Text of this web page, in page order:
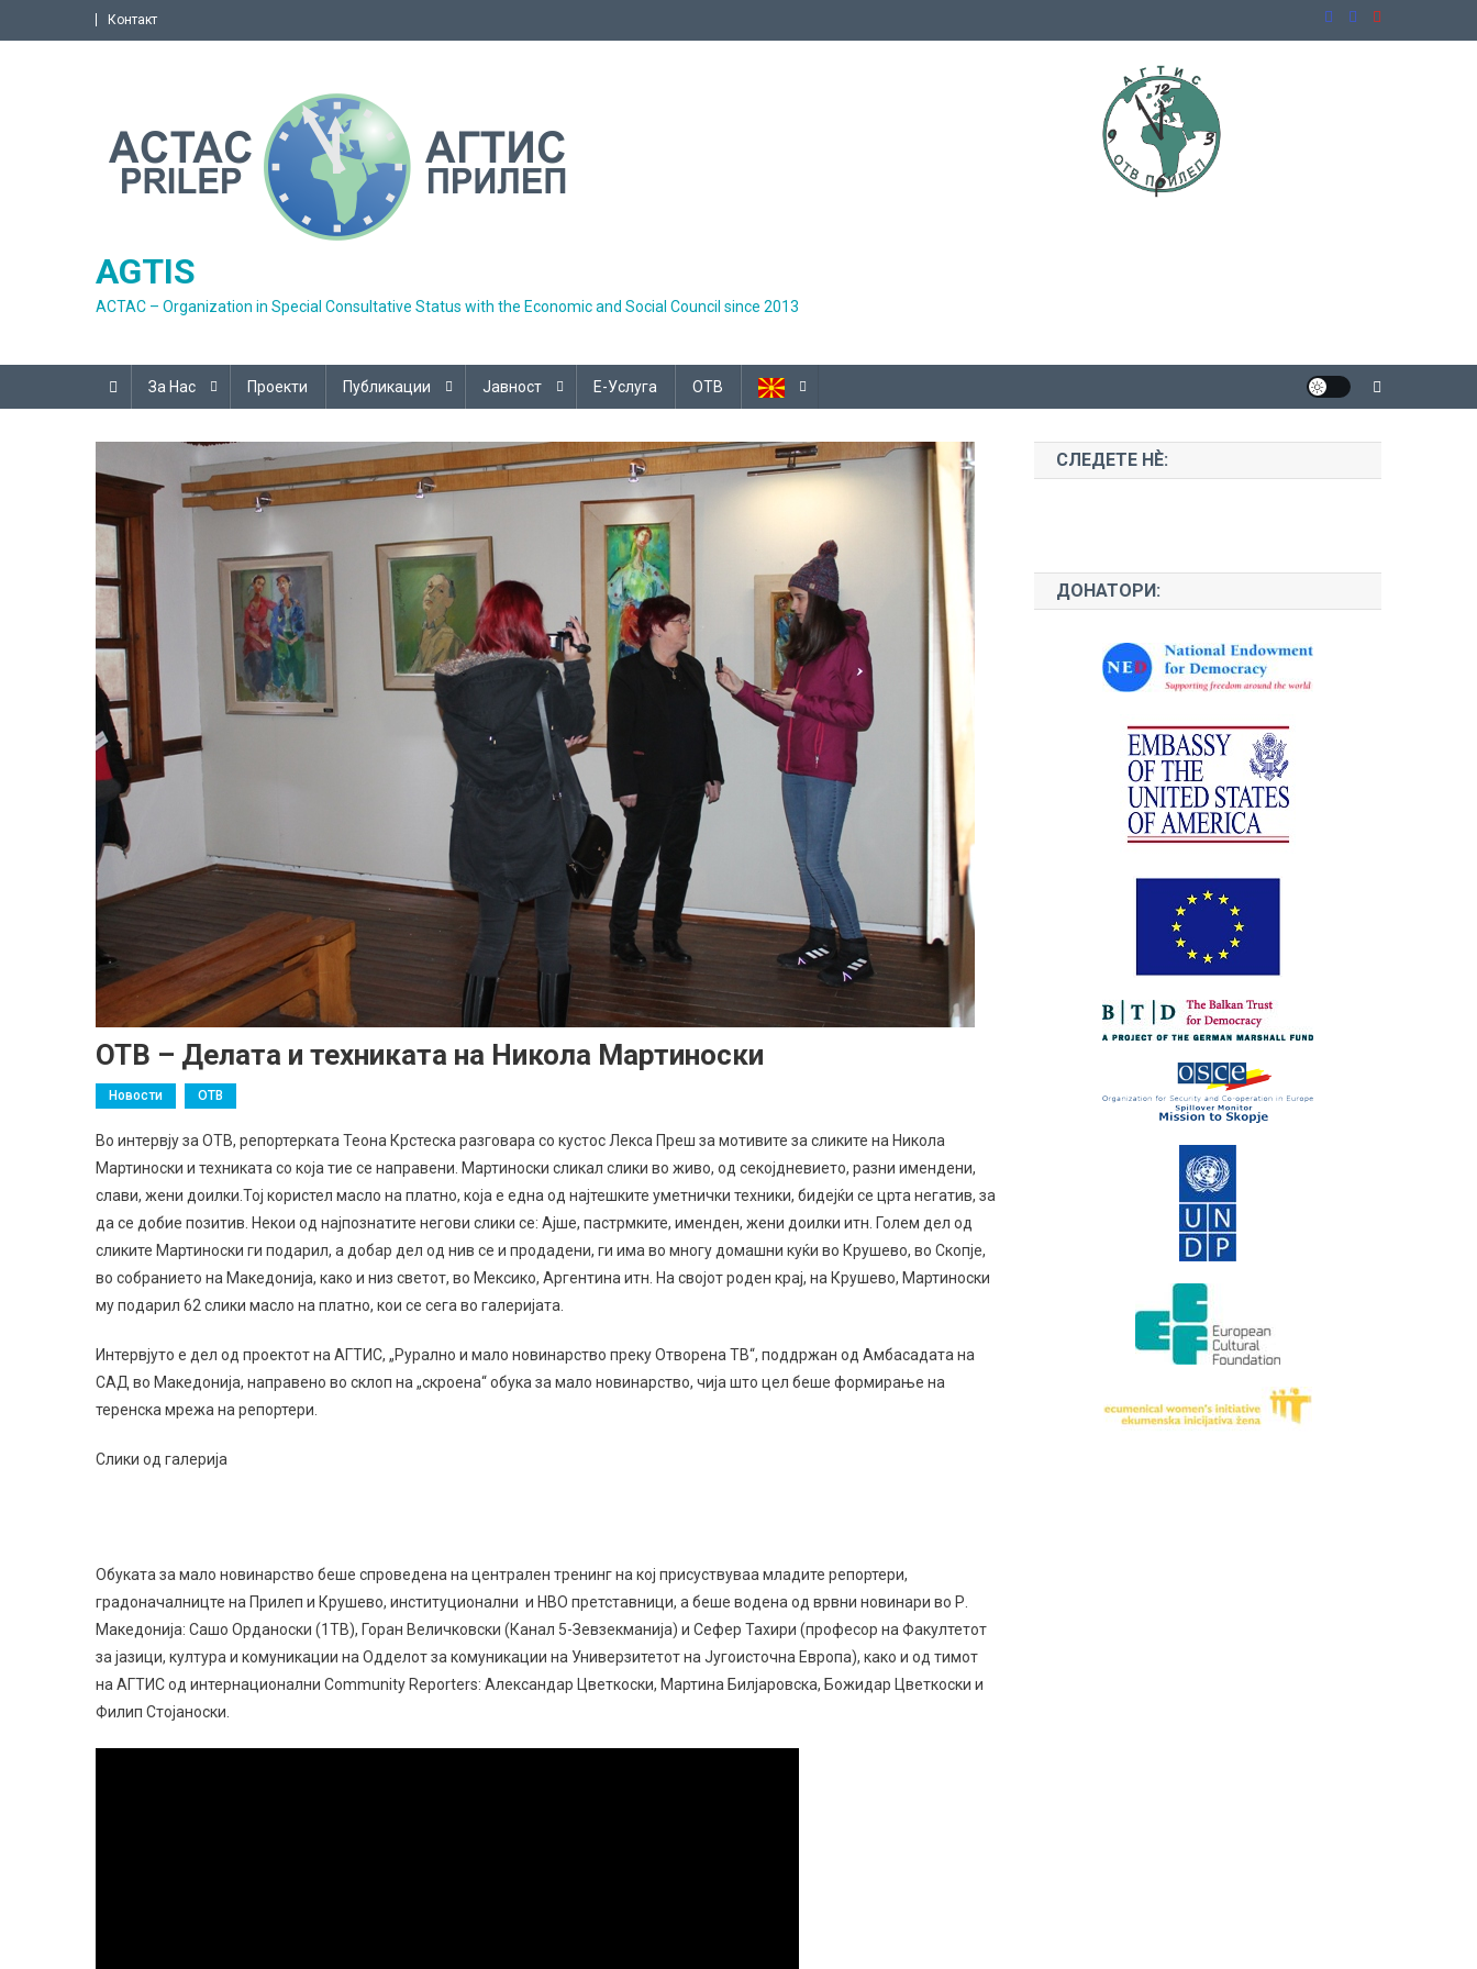
to
Контакт
AGTIS
ACTAC – Organization in Special Consultative Status with the Economic and Social Council since 2013
За Нас Проекти Публикации Јавност Е-Услуга ОТВ
ОТВ – Делата и техниката на Никола Мартиноски
Новости ОТВ
Во интервју за ОТВ, репортерката Теона Крстеска разговара со кустос Лекса Преш за мотивите за сликите на Никола
Мартиноски и техниката со која тие се направени. Мартиноски сликал слики во живо, од секојдневието, разни имендени,
слави, жени доилки.Тој користел масло на платно, која е една од најтешките уметнички техники, бидејќи се црта негатив, за
да се добие позитив. Некои од најпознатите негови слики се: Ајше, пастрмките, именден, жени доилки итн. Голем дел од
сликите Мартиноски ги подарил, а добар дел од нив се и продадени, ги има во многу домашни куќи во Крушево, во Скопје,
во собранието на Македонија, како и низ светот, во Мексико, Аргентина итн. На својот роден крај, на Крушево, Мартиноски
му подарил 62 слики масло на платно, кои се сега во галеријата.
Интервјуто е дел од проектот на АГТИС, „Рурално и мало новинарство преку Отворена ТВ“, поддржан од Амбасадата на
САД во Македонија, направено во склоп на „скроена“ обука за мало новинарство, чија што цел беше формирање на
теренска мрежа на репортери.
Слики од галерија
Обуката за мало новинарство беше спроведена на централен тренинг на кој присуствуваа младите репортери,
градоначалницте на Прилеп и Крушево, институционални и НВО претставници, а беше водена од врвни новинари во Р.
Македонија: Сашо Орданоски (1ТВ), Горан Величковски (Канал 5-Зевзекманија) и Сефер Тахири (професор на Факултетот
за јазици, културa и комуникации на Одделот за комуникации на Универзитетот на Југоисточна Европа), како и од тимот
на АГТИС од интернационални Community Reporters: Александар Цветкоски, Мартина Билјаровска, Божидар Цветкоски и
Филип Стојаноски.
СЛЕДЕТЕ НЀ:
ДОНАТОРИ: